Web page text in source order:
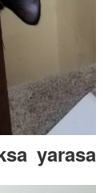
yarasa